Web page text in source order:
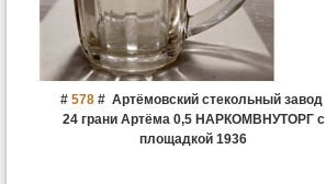
# 578 # Артёмовский стекольный завод
24 грани Артёма 0,5 НАРКОМВНУТОРГ с
площадкой 1936